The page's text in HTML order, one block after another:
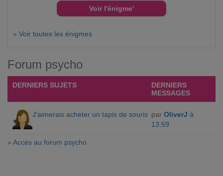
» Voir toutes les énigmes
Forum psycho
DERNIERS SUJETS
DERNIERS
MESSAGES
J'aimerais acheter un tapis de souris par OliverJ à
13:59
» Accès au forum psycho